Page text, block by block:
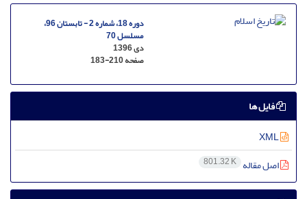
دوره 18، شماره 2 - تابستان 96،
مسلسل 70
دی 1396
صفحه183-210
فایل ها
اصل مقاله 801.32 K